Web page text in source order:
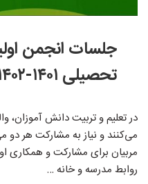
جلسات انجمن
تحصیلی ۱۴۰۱-۱۴۰۲
در تعلیم و تربیت دانش
می‌کنند و نیاز به مشارکت هر
مربیان برای مشارکت و همکاری
روابط مدرسه و خانه …